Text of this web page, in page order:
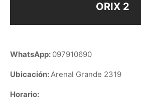
ORIX 2
WhatsApp: 097910690
Ubicación:Arenal Grande 2319
Horario: